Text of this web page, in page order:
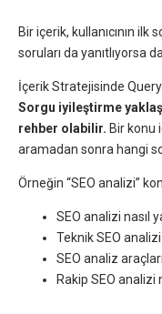
Bir içerik, kullanıcının
soruları da yanıtlıyorsa
İçerik Stratejisinde Query
Sorgu iyileştirme
rehber olabilir. Bir konu
aramadan sonra hangi
Örneğin “SEO analizi”
SEO analizi nasıl
Teknik SEO
SEO analiz
Rakip SEO analizi